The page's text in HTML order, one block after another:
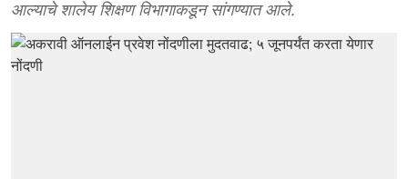
आल्याचे शालेय शिक्षण विभागाकडून सांगण्यात आले.